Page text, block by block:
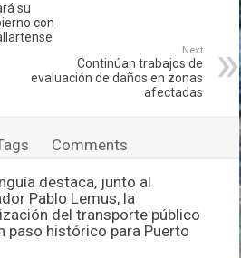
su
con
Next
Continúan trabajos de
evaluación de daños en zonas
afectadas
Comments
destaca, junto al
Pablo Lemus, la
del transporte público
paso histórico para Puerto